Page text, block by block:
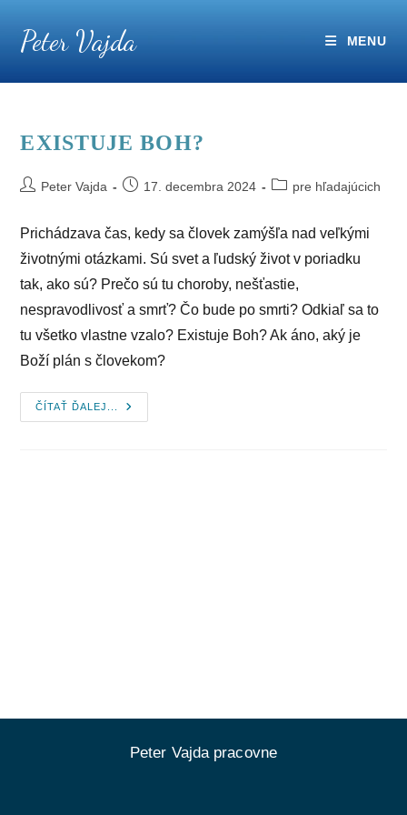
contentPeter Vajda MENU
EXISTUJE BOH?
PostPeter Vajda
Post17. decembra 2024
Postpre hľadajúcich
Prichádzava čas, kedy sa človek zamýšľa nad veľkými
životnými otázkami. Sú svet a ľudský život v poriadku
tak, ako sú? Prečo sú tu choroby, nešťastie,
nespravodlivosť a smrť? Čo bude po smrti? Odkiaľ sa to
tu všetko vlastne vzalo? Existuje Boh? Ak áno, aký je
Boží plán s človekom?
ČÍTAŤ ĎALEJ...
Existuje
Boh?
Peter Vajda pracovne